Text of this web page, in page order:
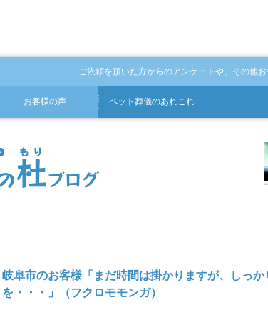
ご依頼を頂いた方からのアンケートや、その他
お客様の声 ペット 葬儀のあれこれ
岐阜市のお客様「まだ時間は掛かりますが、しっか
を・・・」（フクロモモンガ）